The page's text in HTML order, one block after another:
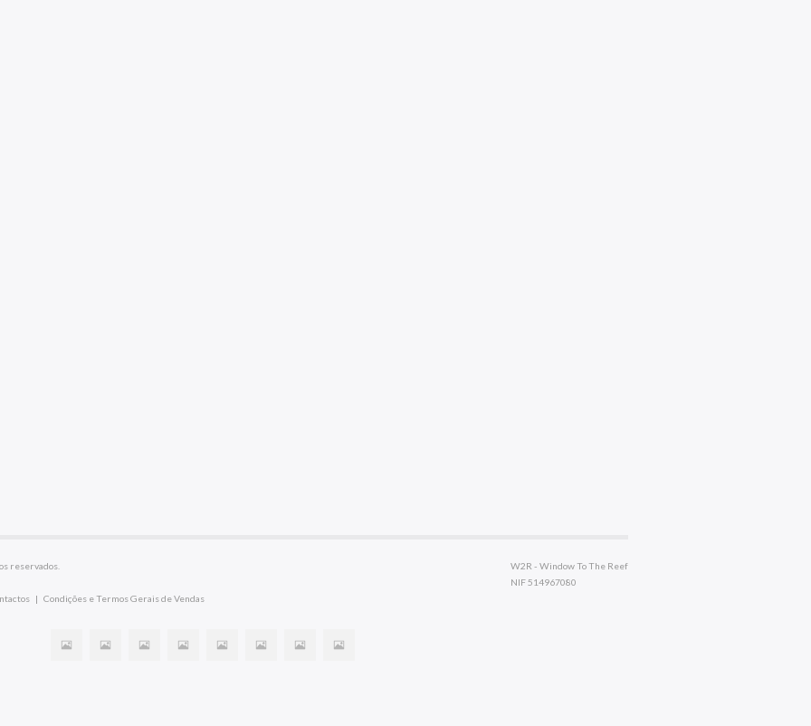
reservados.
| Condições e Termos Gerais de Vendas
W2R - Window To The Reef
NIF 514967080